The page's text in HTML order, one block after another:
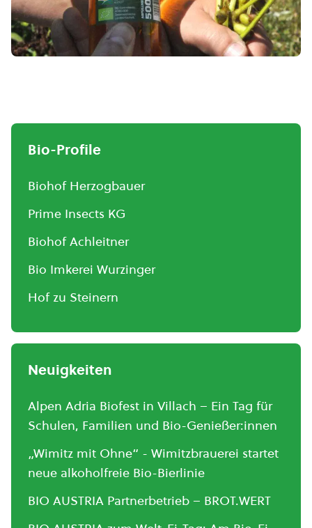
Bio-Profile
Biohof Herzogbauer
Prime Insects KG
Biohof Achleitner
Bio Imkerei Wurzinger
Hof zu Steinern
Neuigkeiten
Alpen Adria Biofest in Villach – Ein Tag für
Schulen, Familien und Bio-Genießer:innen
„Wimitz mit Ohne“ - Wimitzbrauerei startet
neue alkoholfreie Bio-Bierlinie
BIO AUSTRIA Partnerbetrieb – BROT.WERT